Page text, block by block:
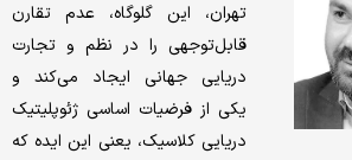
تهران، این گلوگاه، عدم تقارن
قابل‌توجهی را در نظم و تجارت
دریایی جهانی ایجاد می‌کند و
یکی از فرضیات اساسی ژئوپلیتیک
دریایی کلاسیک، یعنی این ایده که